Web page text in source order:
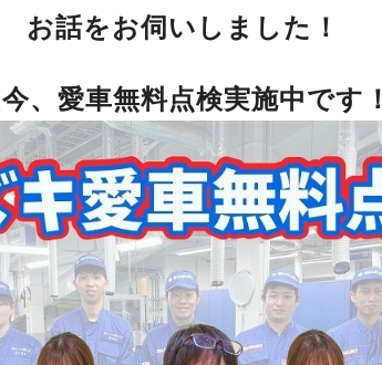
お話をお伺いしました！
、愛車無料点検実施中です！